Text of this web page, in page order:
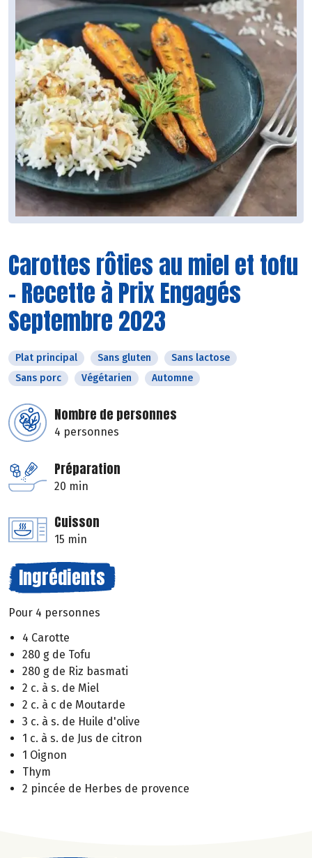
Carottes rôties au miel et tofu
- Recette à Prix Engagés
Septembre 2023
Plat principal Sans gluten
Sans lactose
Sans porc
Végétarien Automne
Nombre de personnes
4 personnes
Préparation
20 min
Cuisson
15 min
Ingrédients
Pour 4 personnes
4 Carotte
280 g de Tofu
280 g de Riz basmati
2 c. à s. de Miel
2 c. à c de Moutarde
3 c. à s. de Huile d'olive
1 c. à s. de Jus de citron
1 Oignon
Thym
2 pincée de Herbes de provence